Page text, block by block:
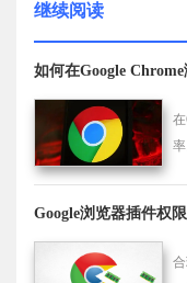
继续阅读
如何在Google
Google浏览器插件权